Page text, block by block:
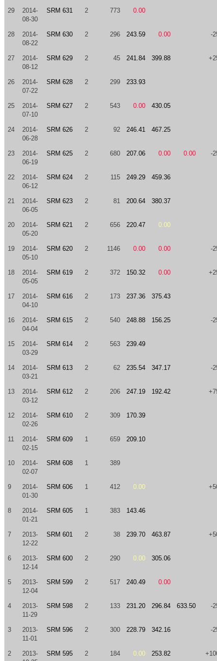
29
2014-
08-30
SRM 631 2 773 0.00
28
2014-
08-22
SRM 630 2 296 243.59 0.00 -
27
2014-
08-12
SRM 629 2 45 241.84 399.88
26
2014-
07-22
SRM 628 2 299 233.93
25
2014-
07-10
SRM 627 2 543 0.00 430.05
24
2014-
06-28
SRM 626 2 92 246.41 467.25
23
2014-
06-19
SRM 625 2 680 207.06 0.00 0.00 -
22
2014-
06-12
SRM 624 2 115 249.29 459.36
21
2014-
06-05
SRM 623 2 81 200.64 380.37
20
2014-
05-20
SRM 621 2 656 220.47 0.00
19
2014-
05-10
SRM 620 2 1146 0.00 0.00 -
18
2014-
05-05
SRM 619 2 372 150.32 0.00
17
2014-
04-10
SRM 616 2 173 237.36 375.43
16
2014-
04-04
SRM 615 2 540 248.88 156.25 -
15
2014-
03-29
SRM 614 2 563 239.49
14
2014-
03-21
SRM 613 2 62 235.54 347.17 -
13
2014-
03-12
SRM 612 2 206 247.19 192.42
12
2014-
02-26
SRM 610 2 309 170.39
11
2014-
02-15
SRM 609 1 659 209.10
10
2014-
02-07
SRM 608 1 389
9
2014-
01-30
SRM 606 1 412 0.00
8
2014-
01-21
SRM 605 1 383 143.46
7
2013-
12-22
SRM 601 2 38 239.70 463.87
6
2013-
12-14
SRM 600 2 290 0.00 305.06
5
2013-
12-04
SRM 599 2 517 240.49 0.00
4
2013-
11-29
SRM 598 2 133 231.20 296.84 633.50 -
3
2013-
11-01
SRM 596 2 300 228.79 342.16 -
2
2013-
SRM 595 2 184 0.00 253.82